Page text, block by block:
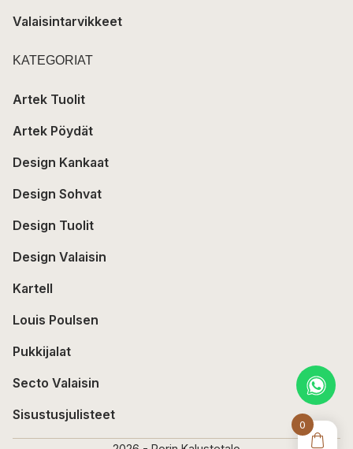
0
Valaisintarvikkeet
KATEGORIAT
Artek Tuolit
Artek Pöydät
Design Kankaat
Design Sohvat
Design Tuolit
Design Valaisin
Kartell
Louis Poulsen
Pukkijalat
Secto Valaisin
Sisustusjulisteet